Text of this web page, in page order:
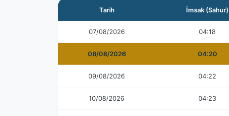
Tarih İmsak (Sahur)
07/08/2026 04:18
08/08/2026 04:20
09/08/2026 04:22
10/08/2026 04:23